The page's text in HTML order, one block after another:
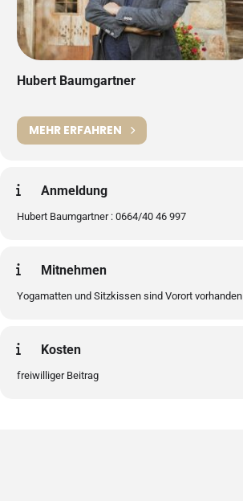
Hubert Baumgartner
MEHR ERFAHREN
Anmeldung
Hubert Baumgartner : 0664/40 46 997
Mitnehmen
Yogamatten und Sitzkissen sind Vorort vorhanden
Kosten
freiwilliger Beitrag